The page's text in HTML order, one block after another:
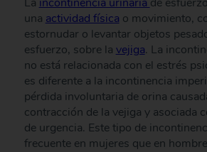
una actividad física o movimiento,
estornudar o levantar objetos
esfuerzo, sobre la vejiga. La
no está relacionada con el estrés
es diferente a la incontinencia
pérdida involuntaria de orina
contracción de la vejiga y asociada
de urgencia. Este tipo de
frecuente en mujeres que en